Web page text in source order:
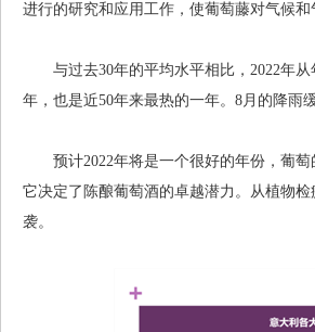
进行的研究和应用工作，使葡萄藤对气候
与过去30年的平均水平相比，2022年从
年，也是近50年来最热的一年。8月的降雨
预计2022年将是一个很好的年份，葡萄
它决定了陈酿葡萄酒的卓越潜力。从植物
袭。